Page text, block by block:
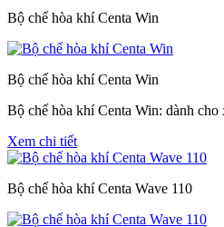
Bộ chế hòa khí Centa Win
Bộ chế hòa khí Centa Win
Bộ chế hòa khí Centa Win: dành
Xem chi tiết
Bộ chế hòa khí Centa Wave 110